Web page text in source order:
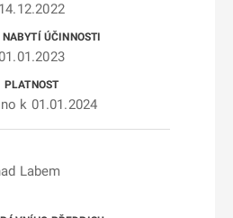
14.12.2022
k 01.01.2024
Labem